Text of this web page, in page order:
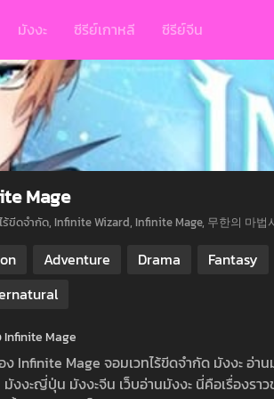
มังงะ ซีรีย์เกาหลี ซีรีย์จีน
Mage
ร้ขีดจำกัด, Infinite Wizard, Infinite Mage, 무한의 마법
Adventure Drama Fantasy
Infinite Mage
ง Infinite Mage จอมเวทไร้ขีดจำกัด มังงะ อ่
มังงะญี่ปุ่น มังงะจีน เว็บอ่านมังงะ นี่คือเรื่องร